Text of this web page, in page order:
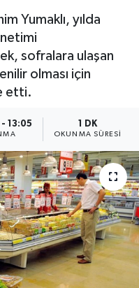
Yumaklı, yılda
sofralara ulaşan
olması için
etti.
13:05 1 DK
OKUNMA SÜRESI